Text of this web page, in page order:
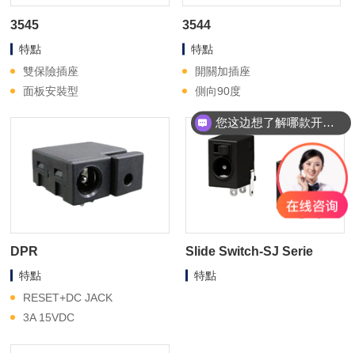
3545
特點
雙保險插座
面板安裝型
3544
特點
開關加插座
側向90度
DPR
特點
RESET+DC JACK
3A 15VDC
Slide Switch-SJ Serie
特點
您这边想了解哪款开关？